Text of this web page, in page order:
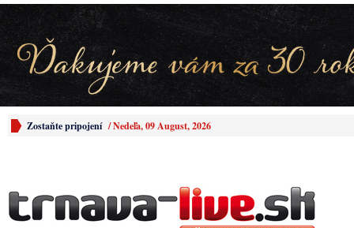
Zostaňte pripojení /Nedeľa, 09 August, 2026